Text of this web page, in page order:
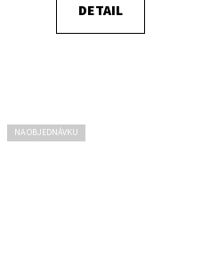
DETAIL
NA OBJEDNÁVKU